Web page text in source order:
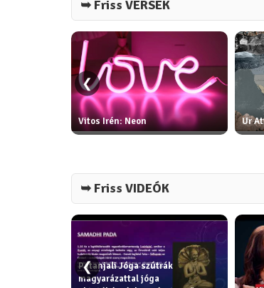
➥ Friss VERSEK
❮
Vitos Irén: Neon
Ur
➥ Friss VIDEÓK
❮
Patanjali Jóga szútrák
magyarázattal jóga